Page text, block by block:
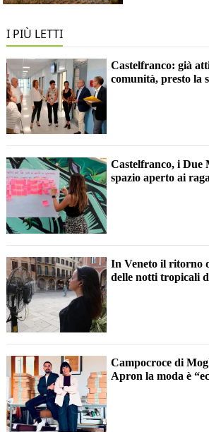
I PIÙ LETTI
Castelfranco: già
comunità, presto la
Castelfranco, i Due
spazio aperto ai
In Veneto il ritorno
delle notti tropicali
Campocroce di
Apron la moda è